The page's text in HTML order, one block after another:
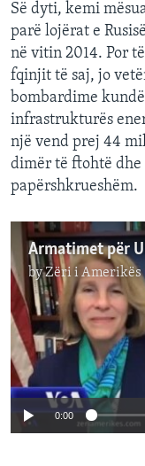
Së dyti, kemi
parë lojërat e
në vitin 2014. Por
fqinjit të saj, jo
bombardime
infrastrukturës
një vend prej 44
dimër të ftohtë
papërshkrueshëm.
byZëri i Amerikës
No
0:00